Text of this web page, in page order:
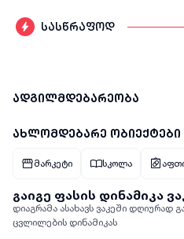
სასწრაფოდ
ადგილმდებარეობა
ახლომდებარე ობიექტები
მარკეტი სკოლა
გაიგე ფასის დინამიკა
დიაგრამა ასახავს ვაკეში დღიურად
ცვლილების დინამიკას